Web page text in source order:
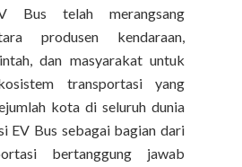
Bus telah merangsang
produsen kendaraan,
dan masyarakat untuk
transportasi yang
kota di seluruh dunia
EV Bus sebagai bagian dari
bertanggung jawab